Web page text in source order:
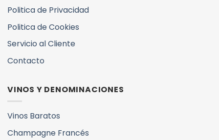
Politica de Privacidad
Politica de Cookies
Servicio al Cliente
Contacto
VINOS Y DENOMINACIONES
Vinos Baratos
Champagne Francés